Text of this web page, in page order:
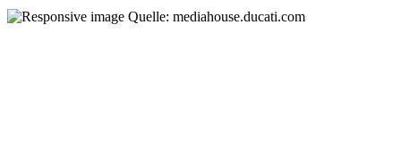
Quelle: mediahouse.ducati.com